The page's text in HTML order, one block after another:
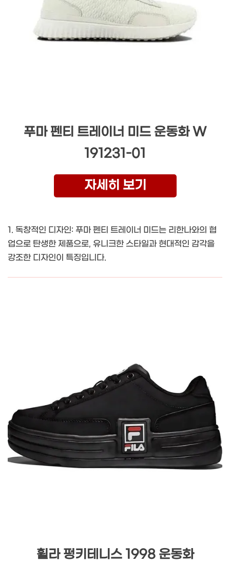
푸마 펜티 트레이너 미드 운동화 W
191231-01
자세히 보기
1. 독창적인 디자인: 푸마 펜티 트레이너 미드는 리한나와의 협
업으로 탄생한 제품으로, 유니크한 스타일과 현대적인 감각을
강조한 디자인이 특징입니다.
휠라 펑키테니스 1998 운동화